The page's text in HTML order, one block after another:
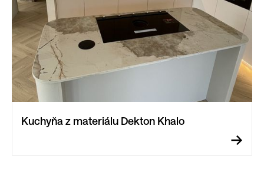
Kuchyňa z materiálu Dekton Khalo